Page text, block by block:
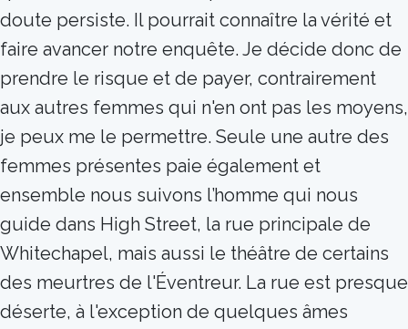
doute persiste. Il pourrait connaître la vérité et
faire avancer notre enquête. Je décide donc de
prendre le risque et de payer, contrairement
aux autres femmes qui n'en ont pas les moyens,
je peux me le permettre. Seule une autre des
femmes présentes paie également et
ensemble nous suivons l’homme qui nous
guide dans High Street, la rue principale de
Whitechapel, mais aussi le théâtre de certains
des meurtres de l'Éventreur. La rue est presque
déserte, à l'exception de quelques âmes